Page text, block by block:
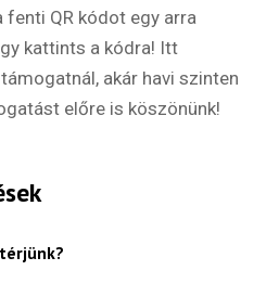
fenti QR kódot egy arra
kattints a kódra! Itt
akár havi szinten
előre is köszönünk!